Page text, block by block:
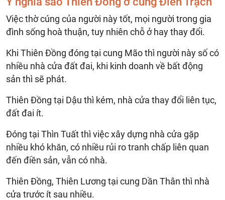
Việc thờ cúng của người này tốt, mọi người trong gia
đình sống hoà thuận, tuy nhiên chỗ ở hay thay đổi.
Khi Thiên Đồng đóng tại cung Mão thì người này số có
nhiều nhà cửa đất đai, khi kinh doanh về bất động
sản thì sẽ phát.
Thiên Đồng tại Dậu thì kém, nhà cửa thay đổi liên tục,
đất đai ít.
Đóng tại Thìn Tuất thì việc xây dựng nhà cửa gặp
nhiều khó khăn, có nhiều rủi ro tranh chấp liên quan
đến điền sản, vẫn có nhà.
Thiên Đồng, Thiên Lương tại cung Dần Thân thì nhà
cửa trước ít sau nhiều.